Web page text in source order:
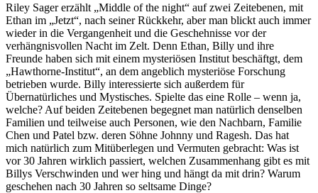
Riley Sager erzählt „Middle of the night“ auf zwei Zeitebenen, mit
Ethan im „Jetzt“, nach seiner Rückkehr, aber man blickt auch immer
wieder in die Vergangenheit und die Geschehnisse vor der
verhängnisvollen Nacht im Zelt. Denn Ethan, Billy und ihre
Freunde haben sich mit einem mysteriösen Institut beschäftgt, dem
„Hawthorne-Institut“, an dem angeblich mysteriöse Forschung
betrieben wurde. Billy interessierte sich außerdem für
Übernatürliches und Mystisches. Spielte das eine Rolle – wenn ja,
welche? Auf beiden Zeitebenen begegnet man natürlich denselben
Familien und teilweise auch Personen, wie den Nachbarn, Familie
Chen und Patel bzw. deren Söhne Johnny und Ragesh. Das hat
mich natürlich zum Mitüberlegen und Vermuten gebracht: Was ist
vor 30 Jahren wirklich passiert, welchen Zusammenhang gibt es mit
Billys Verschwinden und wer hing und hängt da mit drin? Warum
geschehen nach 30 Jahren so seltsame Dinge?